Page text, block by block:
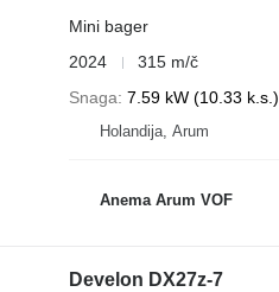
Mini bager
2024
315 m/č
Snaga 7.59 kW (10.33 k.s.)
Holandija, Arum
Anema Arum VOF
Develon DX27z-7